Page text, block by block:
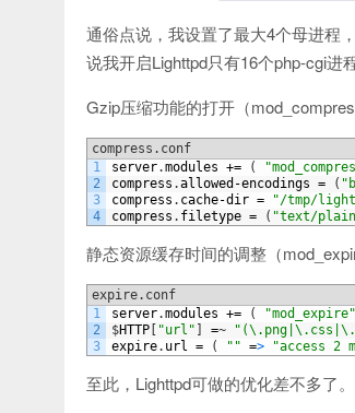
通俗点说，我设置了最大4个母进程
说我开启Lighttpd只有16个php-cgi进
Gzip压缩功能的打开（
compress.conf
1
2
3
4
server.modules += (
compress .allowed -encodings = (
compress . cache-dir =
"/tmp/
compress . filetype = ( "text/
静态资源缓存时间的调整（
expire.conf
1
2
3
server.modules += ( "mod_expire"
$HTTP "url" =~
expire. url = ( "" => "access 2
至此，Lighttpd可做的优化差不多了。